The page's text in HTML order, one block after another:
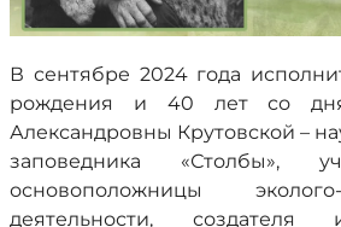
В сентябре 2024 года
рождения и 40 лет со
Александровны Крутовской –
заповедника «Столбы»,
основоположницы эколого-
деятельности, создателя